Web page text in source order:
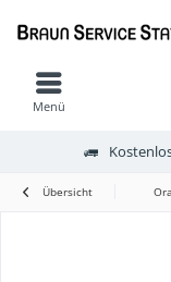
Menü
Übersicht